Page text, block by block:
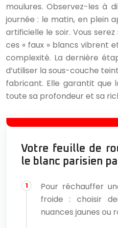
moulures. Observez-les à
journée : le matin, en plein
artificielle le soir. Vous
ces « faux » blancs vibrent
complexité. La dernière
d’utiliser la sous-couche
fabricant. Elle garantit que
toute sa profondeur et sa
Votre feuille de
le blanc parisien
Pour réchauffer
froide : choisir
nuances jaunes ou